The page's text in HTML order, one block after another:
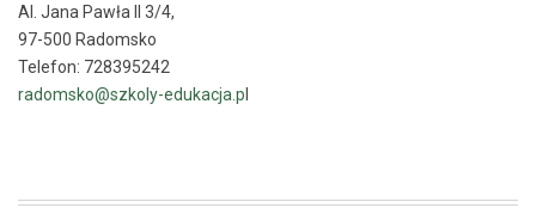
Al. Jana Pawła II 3/4,
97-500 Radomsko
Telefon: 728395242
radomsko@szkoly-edukacja.p